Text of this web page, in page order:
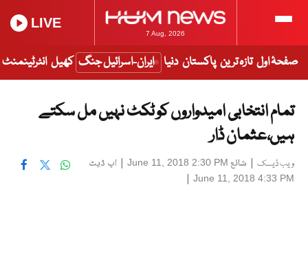
7 Aug, 2026
LIVE
صفحۂ اول تازہ ترین پاکستان دنیا ایران-اسرائیل جنگ کھیل انٹرٹینمنٹ
تمام انتخابی امیدواروں کو ٹکٹ نہیں مل سکتے
ہیں،عثمان ڈار
ویب ڈیسک | شائع June 11, 2018 2:30 PM
| اپ ڈیٹ
June 11, 2018 4:33 PM
|